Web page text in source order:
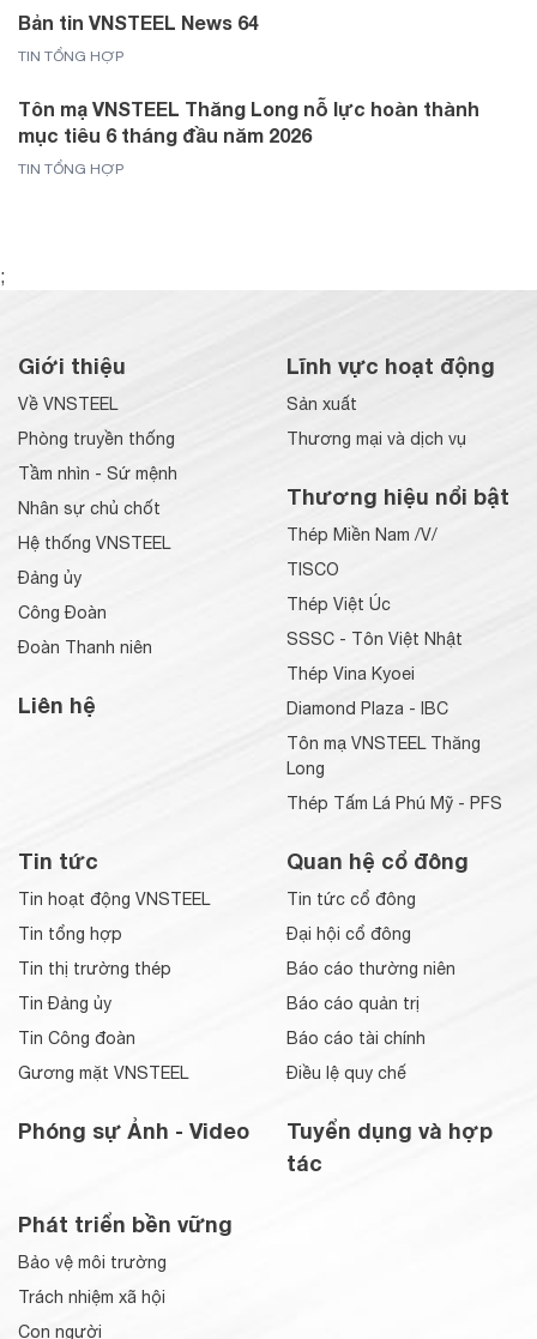
Bản tin VNSTEEL News 64
TIN TỔNG HỢP
Tôn mạ VNSTEEL Thăng Long nỗ lực hoàn thành
mục tiêu 6 tháng đầu năm 2026
TIN TỔNG HỢP
;
Giới thiệu
Về VNSTEEL
Phòng truyền thống
Tầm nhìn - Sứ mệnh
Nhân sự chủ chốt
Hệ thống VNSTEEL
Đảng ủy
Công Đoàn
Đoàn Thanh niên
Liên hệ
Lĩnh vực hoạt động
Sản xuất
Thương mại và dịch vụ
Thương hiệu nổi bật
Thép Miền Nam /V/
TISCO
Thép Việt Úc
SSSC - Tôn Việt Nhật
Thép Vina Kyoei
Diamond Plaza - IBC
Tôn mạ VNSTEEL Thăng
Long
Thép Tấm Lá Phú Mỹ - PFS
Tin tức
Tin hoạt động VNSTEEL
Tin tổng hợp
Tin thị trường thép
Tin Đảng ủy
Tin Công đoàn
Gương mặt VNSTEEL
Phóng sự Ảnh - Video
Quan hệ cổ đông
Tin tức cổ đông
Đại hội cổ đông
Báo cáo thường niên
Báo cáo quản trị
Báo cáo tài chính
Điều lệ quy chế
Tuyển dụng và hợp
tác
Phát triển bền vững
Bảo vệ môi trường
Trách nhiệm xã hội
Con người